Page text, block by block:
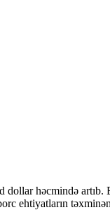
həcmində artıb.
ehtiyatların